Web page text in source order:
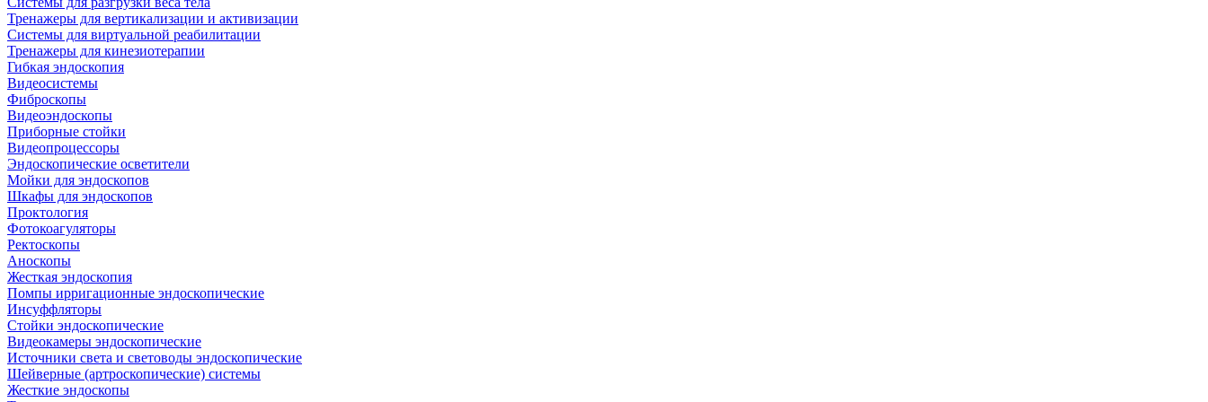
Тренажеры для вертикализации и активизации
Системы для виртуальной реабилитации
Тренажеры для кинезиотерапии
Гибкая эндоскопия
Видеосистемы
Фиброскопы
Видеоэндоскопы
Приборные стойки
Видеопроцессоры
Эндоскопические осветители
Мойки для эндоскопов
Шкафы для эндоскопов
Проктология
Фотокоагуляторы
Ректоскопы
Аноскопы
Жесткая эндоскопия
Помпы ирригационные эндоскопические
Инсуффляторы
Стойки эндоскопические
Видеокамеры эндоскопические
Источники света и световоды эндоскопические
Шейверные (артроскопические) системы
Жесткие эндоскопы